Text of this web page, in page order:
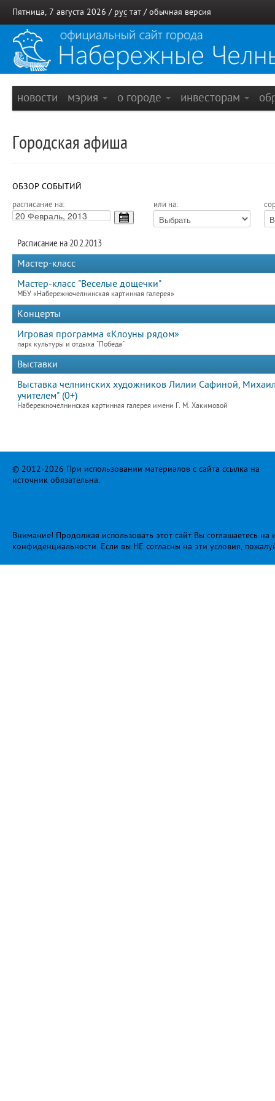
Пятница, 7 августа 2026 / рус тат / обычная версия
новости мэрия о городе инвесторам
Городская афиша
ОБЗОР СОБЫТИЙ
расписание на: или на:
Расписание на 20.2.2013
Мастер-класс
Мастер-класс "Веселые дощечки"
МБУ «Набережночелнинская картинная галерея»
Концерты
Игровая программа «Клоуны рядом»
парк культуры и отдыха "Победа"
Выставки
Выставка челнинских художников Лилии Сафиной,
учителем" (0+)
Набережночелнинская картинная галерея имени Г. М. Хакимовой
© 2012-2026 При использовании материалов с сайта ссылка на
источник обязательна.
Внимание! Продолжая использовать этот сайт Вы соглашаетесь
конфиденциальности. Если вы НЕ согласны на эти условия,